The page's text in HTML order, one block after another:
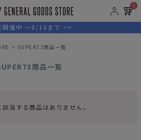
0
開催中 ～8/16まで >>
SUPER73商品一覧
商品一覧
当する商品はありません。